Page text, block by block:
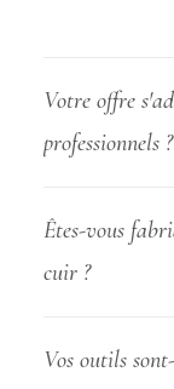
Votre offre
professionnels ?
Êtes-vous
cuir ?
Vos outils